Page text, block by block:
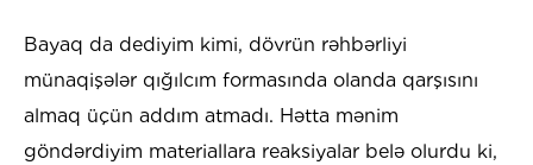
Bayaq da dediyim kimi, dövrün rəhbərliyi
münaqişələr qığılcım formasında olanda qarşısını
almaq üçün addım atmadı. Hətta mənim
göndərdiyim materiallara reaksiyalar belə olurdu ki,